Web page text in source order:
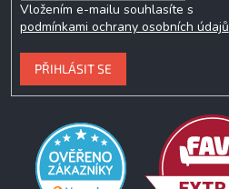
Vložením e-mailu souhlasíte s
podmínkami ochrany osobních údajů
PŘIHLÁSIT SE